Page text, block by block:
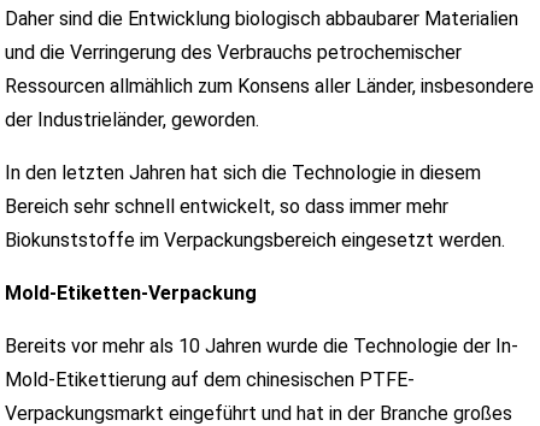
Daher sind die Entwicklung biologisch abbaubarer Materialien
und die Verringerung des Verbrauchs petrochemischer
Ressourcen allmählich zum Konsens aller Länder, insbesondere
der Industrieländer, geworden.
In den letzten Jahren hat sich die Technologie in diesem
Bereich sehr schnell entwickelt, so dass immer mehr
Biokunststoffe im Verpackungsbereich eingesetzt werden.
Mold-Etiketten-Verpackung
Bereits vor mehr als 10 Jahren wurde die Technologie der In-
Mold-Etikettierung auf dem chinesischen PTFE-
Verpackungsmarkt eingeführt und hat in der Branche großes